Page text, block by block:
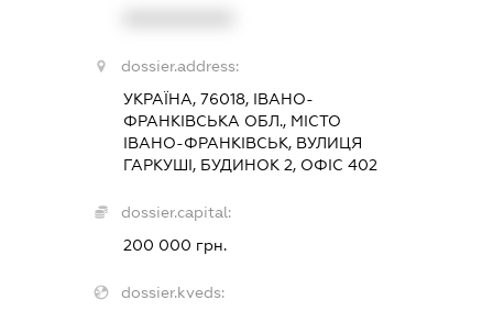
dossier.address:
УКРАЇНА, 76018, ІВАНО-
ФРАНКІВСЬКА ОБЛ., МІСТО
ІВАНО-ФРАНКІВСЬК, ВУЛИЦЯ
ГАРКУШІ, БУДИНОК 2, ОФІС 402
dossier.capital:
200 000 грн.
dossier.kveds: